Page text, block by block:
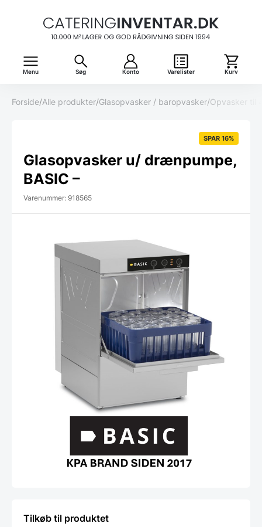
Menu Søg Konto Varelister Kurv
Forside/Alle produkter/Glasopvasker / baropvasker/Opvasker til
SPAR 16%
Glasopvasker u/ drænpumpe,
BASIC –
Varenummer: 918565
Tilkøb til produktet